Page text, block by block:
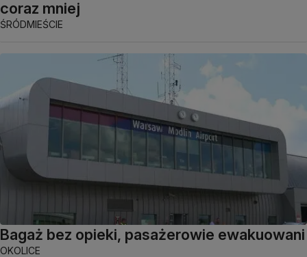
coraz mniej
ŚRÓDMIEŚCIE
Bagaż bez opieki, pasażerowie ewakuowani
OKOLICE